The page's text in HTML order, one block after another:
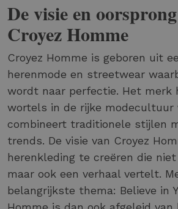
De visie en
Croyez Homme
Croyez Homme is geboren uit
herenmode en streetwear
wordt naar perfectie. Het merk
wortels in de rijke modecultuur
combineert traditionele stijlen
trends. De visie van Croyez
herenkleding te creëren die
maar ook een verhaal vertelt.
belangrijkste thema: Believe in